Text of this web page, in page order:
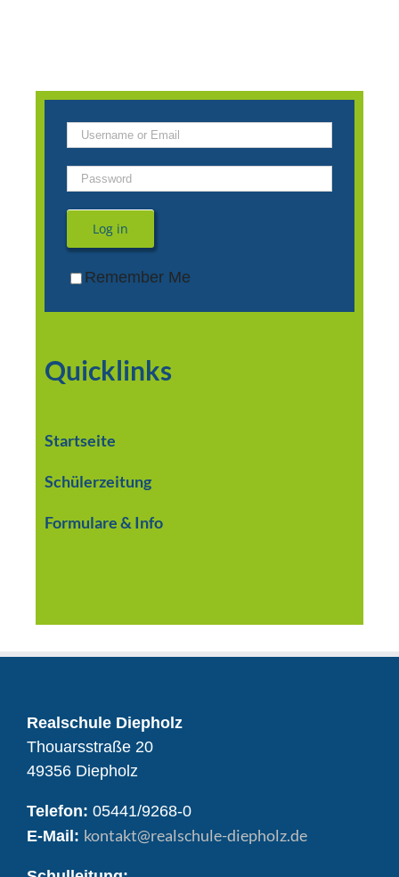
Log in
Remember Me
Quicklinks
Startseite
Schülerzeitung
Formulare & Info
Realschule Diepholz
Thouarsstraße 20
49356 Diepholz
Telefon: 05441/9268-0
E-Mail: kontakt@realschule-diepholz.de